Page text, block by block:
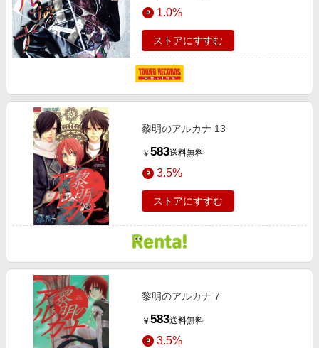
1.0%
ストアにすすむ
黎明のアルカナ 13
￥ 583送料無料
3.5%
ストアにすすむ
黎明のアルカナ 7
￥ 583送料無料
3.5%